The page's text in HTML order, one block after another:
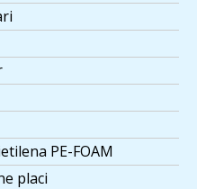
PE-FOAM
placi